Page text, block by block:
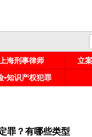
海刑事律师 立
•知识产权犯罪
罪？有哪些类型